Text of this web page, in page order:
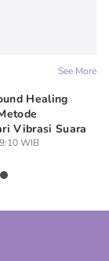
See More
Healing
Vibrasi Suara
WIB